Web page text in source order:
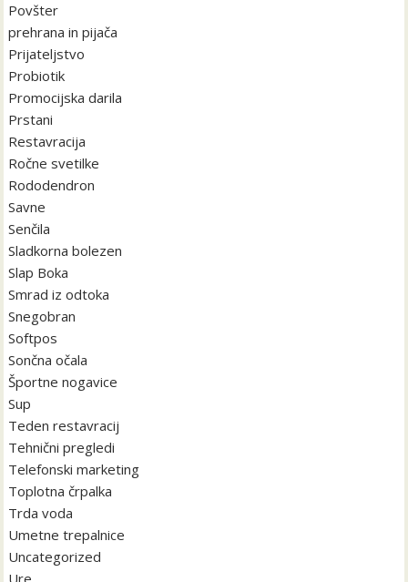
Povšter
prehrana in pijača
Prijateljstvo
Probiotik
Promocijska darila
Prstani
Restavracija
Ročne svetilke
Rododendron
Savne
Senčila
Sladkorna bolezen
Slap Boka
Smrad iz odtoka
Snegobran
Softpos
Sončna očala
Športne nogavice
Sup
Teden restavracij
Tehnični pregledi
Telefonski marketing
Toplotna črpalka
Trda voda
Umetne trepalnice
Uncategorized